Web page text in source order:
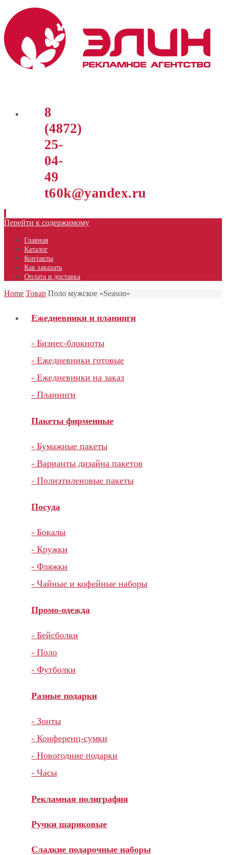
8
(4872)
25-
04-
49
t60k@yandex.ru
Перейти к содержимому
Главная
Каталог
Контакты
Как заказать
Оплата и доставка
Home Товар Поло мужское «Season»
Ежедневники и планинги
- Бизнес-блокноты
- Ежедневники готовые
- Ежедневники на заказ
- Планинги
Пакеты фирменные
- Бумажные пакеты
- Варианты дизайна пакетов
- Полиэтиленовые пакеты
Посуда
- Бокалы
- Кружки
- Фляжки
- Чайные и кофейные наборы
Промо-одежда
- Бейсболки
- Поло
- Футболки
Разные подарки
- Зонты
- Конференц-сумки
- Новогодние подарки
- Часы
Рекламная полиграфия
Ручки шариковые
Сладкие подарочные наборы